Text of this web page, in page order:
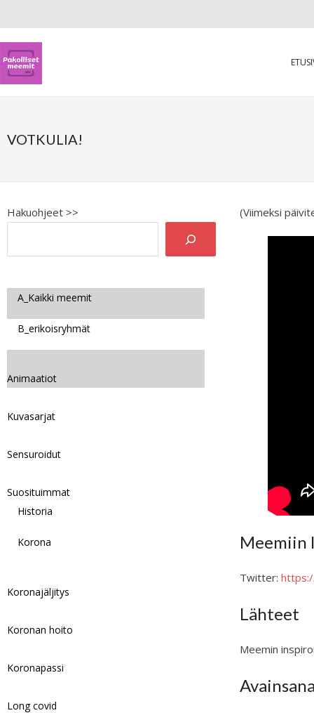
VOTKULIA!
(Viimeksi
Meemiin
Twitter:
Lähteet
Meemin
Hakuohjeet >>
A_Kaikki meemit
B_erikoisryhmät
Animaatiot
Kuvasarjat
Sensuroidut
Suosituimmat
Historia
Korona
Koronajäljitys
Koronan hoito
Koronapassi
Long covid